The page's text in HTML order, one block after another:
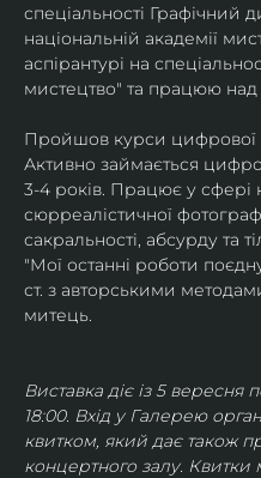
спеціальності Графічний
національній академії
аспірантурі на
мистецтво" та працюю
Пройшов курси цифрової
Активно займається
3-4 років. Працює у сфері
сюрреалістичної
сакральності, абсурду та
"Мої останні роботи
ст. з авторськими
митець.
Виставка діє із 5 вересня
18:00. Вхід у Галерею
квитком, який дає також
концертного залу.